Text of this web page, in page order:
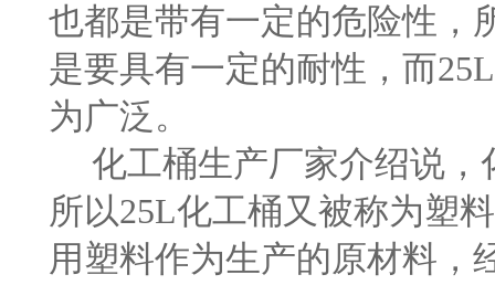
也都是带有一定的危险性，
是要具有一定的耐性，而
为广泛。
化工桶生产厂家介绍说，
所以25L化工桶又被称为塑
用塑料作为生产的原材料，